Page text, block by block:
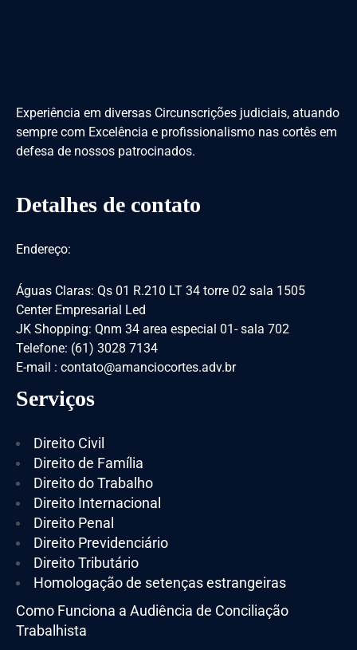
Experiência em diversas Circunscrições judiciais, atuando
sempre com Excelência e profissionalismo nas cortês em
defesa de nossos patrocinados.
Detalhes de contato
Endereço:
Águas Claras: Qs 01 R.210 LT 34 torre 02 sala 1505
Center Empresarial Led
JK Shopping: Qnm 34 area especial 01- sala 702
Telefone: (61) 3028 7134
E-mail : contato@amanciocortes.adv.br
Serviços
Direito Civil
Direito de Família
Direito do Trabalho
Direito Internacional
Direito Penal
Direito Previdenciário
Direito Tributário
Homologação de setenças estrangeiras
Como Funciona a Audiência de Conciliação
Trabalhista